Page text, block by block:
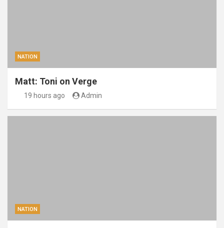
NATION
Matt: Toni on Verge
19 hours ago Admin
NATION